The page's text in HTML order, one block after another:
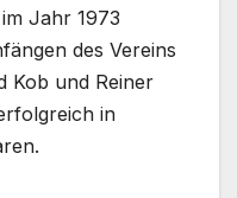
Jahr 1973
des Vereins
Kob und Reiner
in